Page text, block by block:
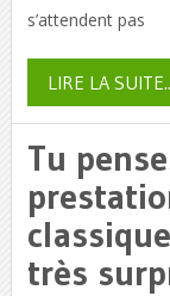
s’attendent pas
LIRE LA
Tu
très